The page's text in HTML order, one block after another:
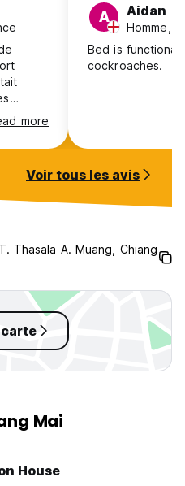
était
Coffee
de
more
A Aidan
Homme,
Bed is
cockroaches.
Voir tous les avis
Thasala A. Muang, Chiang
carte
Mai
House